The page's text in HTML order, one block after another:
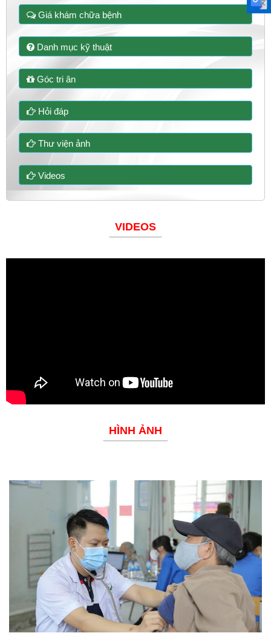
Giá khám chữa bệnh
Danh mục kỹ thuật
Góc tri ân
Hỏi đáp
Thư viện ảnh
Videos
VIDEOS
HÌNH ẢNH
Phòng chống dịch bệnh